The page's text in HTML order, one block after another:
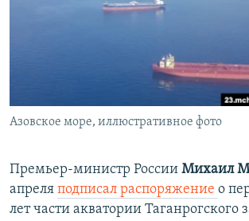
ПОБЕДИТЕЛЕЙ НЕ СУДЯТ?
ПРИСОЕДИНЯЙТЕСЬ!
Все сайты RFE/RL
Азовское море, иллюстративное фото
Премьер-министр России Михаил
апреля подписал распоряжение о
лет части акватории Таганрогского